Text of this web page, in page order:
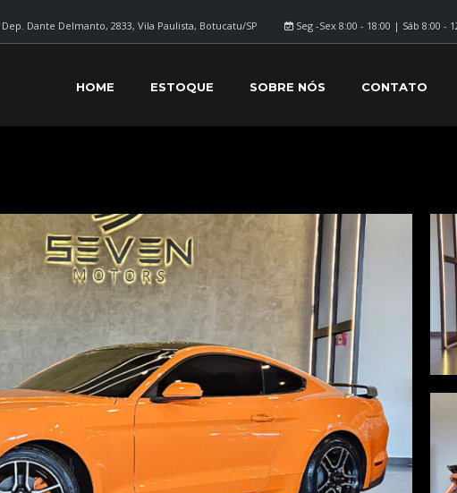
Seg -Sex 8:00 - 18:00 | Sáb 8:00 -
Dante Delmanto, 2833, Vila Paulista, Botucatu/SP
HOME ESTOQUE SOBRE NÓS CONTATO